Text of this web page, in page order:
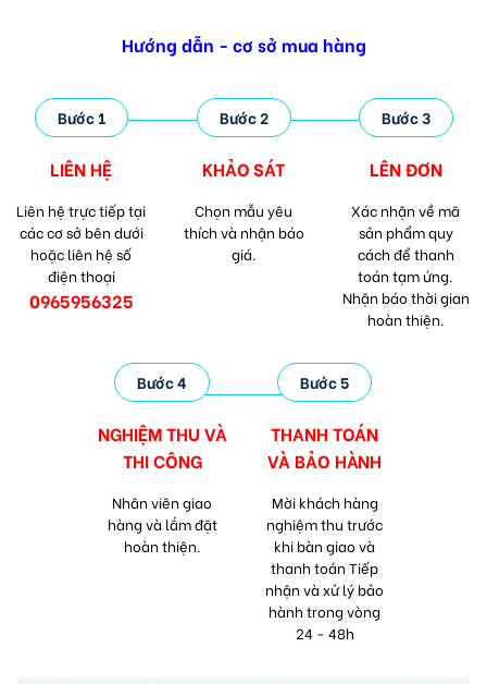
Hướng dẫn - cơ sở mua hàng
Bước 1
LIÊN HỆ
Liên hệ trực tiếp tại
các cơ sở bên dưới
hoặc liên hệ số
điện thoại
0965956325
Bước 2
KHẢO SÁT
Chọn mẫu yêu
thích và nhận báo
giá.
Bước 3
LÊN ĐƠN
Xác nhận về mã
sản phẩm quy
cách để thanh
toán tạm ứng.
Nhận báo thời gian
hoàn thiện.
Bước 4
NGHIỆM THU VÀ
THI CÔNG
Nhân viên giao
hàng và lắm đặt
hoàn thiện.
Bước 5
THANH TOÁN
VÀ BẢO HÀNH
Mời khách hàng
nghiệm thu trước
khi bàn giao và
thanh toán Tiếp
nhận và xử lý bảo
hành trong vòng
24 - 48h